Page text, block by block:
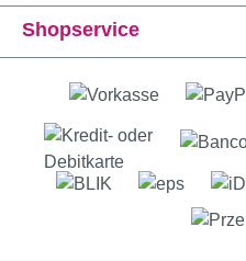
Shopservice